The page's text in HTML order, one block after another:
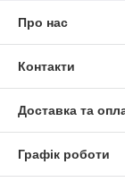
Про нас
Контакти
Доставка та
Графік роботи